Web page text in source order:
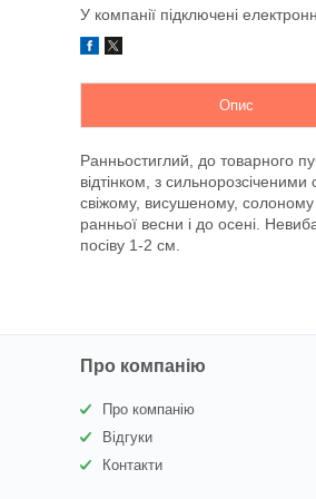
У компанії підключені
Опис
Ранньостиглий, до товарного
відтінком, з
свіжому, висушеному,
ранньої весни і до осені.
посіву 1-2 см.
Про компанію
Про компанію
Відгуки
Контакти